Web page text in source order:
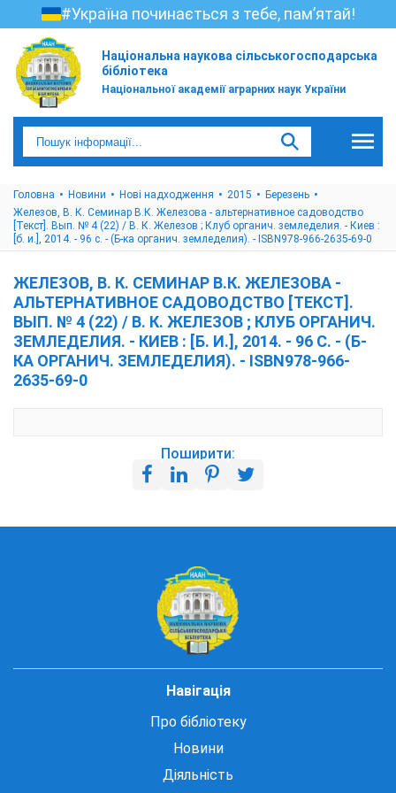
#Україна починається з тебе, пам’ятай!
Національна наукова сільськогосподарська
бібліотека
Національної академії аграрних наук України
Головна Новини Нові надходження 2015
Березень
Железов, В. К. Семинар В.К. Железова - альтернативное садоводство
[Текст]. Вып. № 4 (22) / В. К. Железов ; Клуб органич. земледелия. - Киев :
[б. и.], 2014. - 96 с. - (Б-ка органич. земледелия). - ISBN978-966-2635-69-0
ЖЕЛЕЗОВ, В. К. СЕМИНАР В.К. ЖЕЛЕЗОВА -
АЛЬТЕРНАТИВНОЕ САДОВОДСТВО [ТЕКСТ].
ВЫП. № 4 (22) / В. К. ЖЕЛЕЗОВ ; КЛУБ ОРГАНИЧ.
ЗЕМЛЕДЕЛИЯ. - КИЕВ : [Б. И.], 2014. - 96 С. - (Б-
КА ОРГАНИЧ. ЗЕМЛЕДЕЛИЯ). - ISBN978-966-
2635-69-0
Поширити:
Навігація
Про бібліотеку
Новини
Діяльність